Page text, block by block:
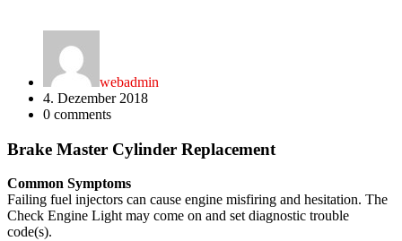
webadmin
4. Dezember 2018
0 comments
Brake Master Cylinder Replacement
Common Symptoms
Failing fuel injectors can cause engine misfiring and hesitation. The
Check Engine Light may come on and set diagnostic trouble
code(s).